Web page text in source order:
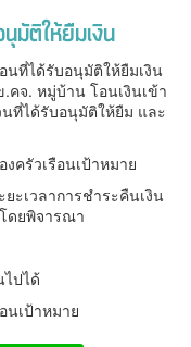
นุมัติให้ยืมเงิน
นที่ได้รับอนุมัติให้ยืมเงิน
คจ. หมู่บ้าน โอนเงินเข้า
ที่ได้รับอนุมัติให้ยืม และ
ครัวเรือนเป้าหมาย
ะเวลาการชำระคืนเงิน
ดยพิจารณา
ไปได้
นเป้าหมาย